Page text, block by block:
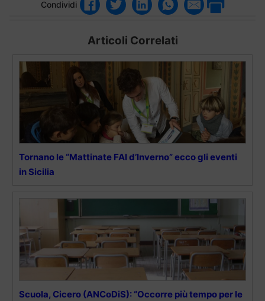
Condividi
Articoli Correlati
Tornano le “Mattinate FAI d’Inverno” ecco gli eventi
in Sicilia
Scuola, Cicero (ANCoDiS): “Occorre più tempo per le